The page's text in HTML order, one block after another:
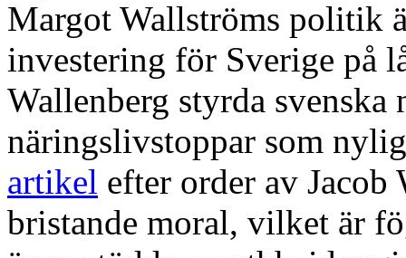
Margot Wallströms politik
investering för Sverige på
Wallenberg styrda
näringslivstoppar som
artikel efter order av Jacob
bristande moral, vilket är